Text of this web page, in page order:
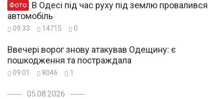
Фото
автомобіль
09:33 14715 0
Ввечері ворог знову атакував Одещину: є
пошкодження та постраждала
09:01 8046 1
05.08.2026